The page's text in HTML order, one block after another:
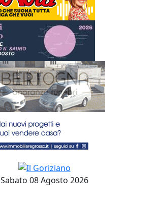
Sabato 08 Agosto 2026